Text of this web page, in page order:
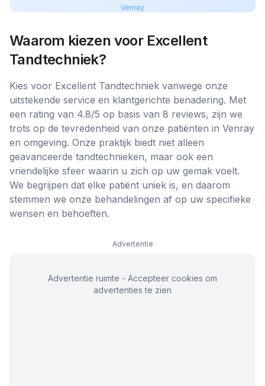
Venray
Waarom kiezen voor Excellent
Tandtechniek?
Kies voor Excellent Tandtechniek vanwege onze
uitstekende service en klantgerichte benadering. Met
een rating van 4.8/5 op basis van 8 reviews, zijn we
trots op de tevredenheid van onze patiënten in Venray
en omgeving. Onze praktijk biedt niet alleen
geavanceerde tandtechnieken, maar ook een
vriendelijke sfeer waarin u zich op uw gemak voelt.
We begrijpen dat elke patiënt uniek is, en daarom
stemmen we onze behandelingen af op uw specifieke
wensen en behoeften.
Advertentie
Advertentie ruimte - Accepteer cookies om
advertenties te zien